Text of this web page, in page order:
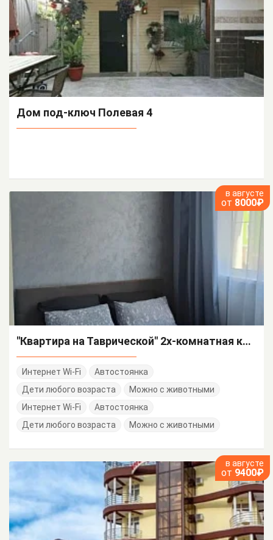
Дом под-ключ Полевая 4
в августе
от 8000₽
"Квартира на Таврической" 2х-комнатная квартира
Интернет Wi-Fi
Автостоянка
Дети любого возраста
Можно с животными
Интернет Wi-Fi
Автостоянка
Дети любого возраста
Можно с животными
в августе
от 9400₽